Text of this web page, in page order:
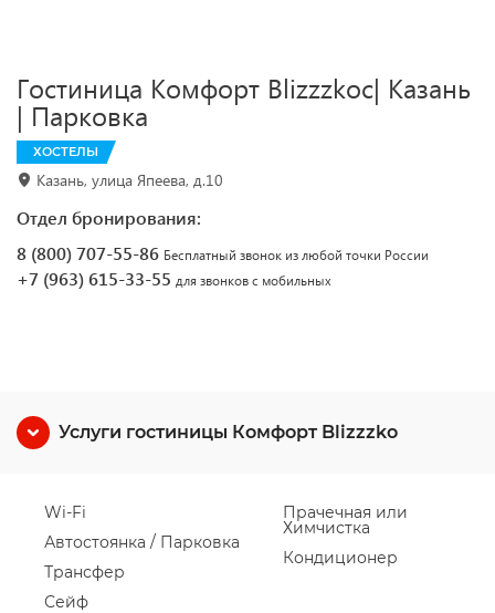
Гостиница Комфорт Blizzzkoс| Казань
| Парковка
ХОСТЕЛЫ
Казань, улица Япеева, д.10
Отдел бронирования:
8 (800) 707-55-86 Бесплатный звонок из любой точки России
+7 (963) 615-33-55 для звонков с мобильных
Услуги гостиницы Комфорт Blizzzko
Wi-Fi
Автостоянка / Парковка
Трансфер
Сейф
Прачечная или
Химчистка
Кондиционер